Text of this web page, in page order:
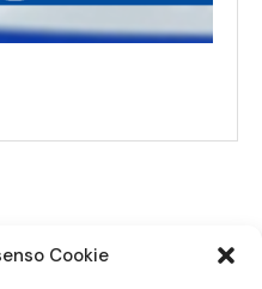
Cookie